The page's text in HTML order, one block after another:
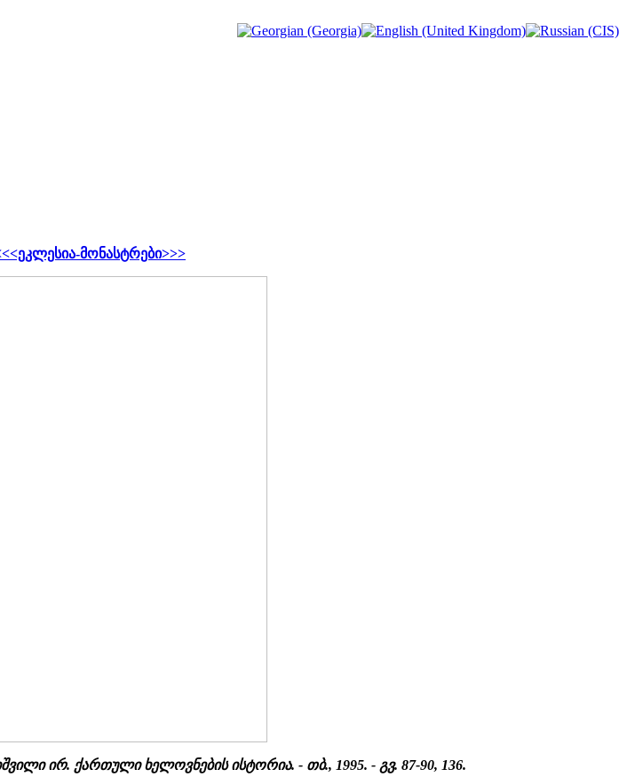
მონასტრები>>>
ირ. ქართული ხელოვნების ისტორია. - თბ., 1995. - გვ. 87-90, 136.